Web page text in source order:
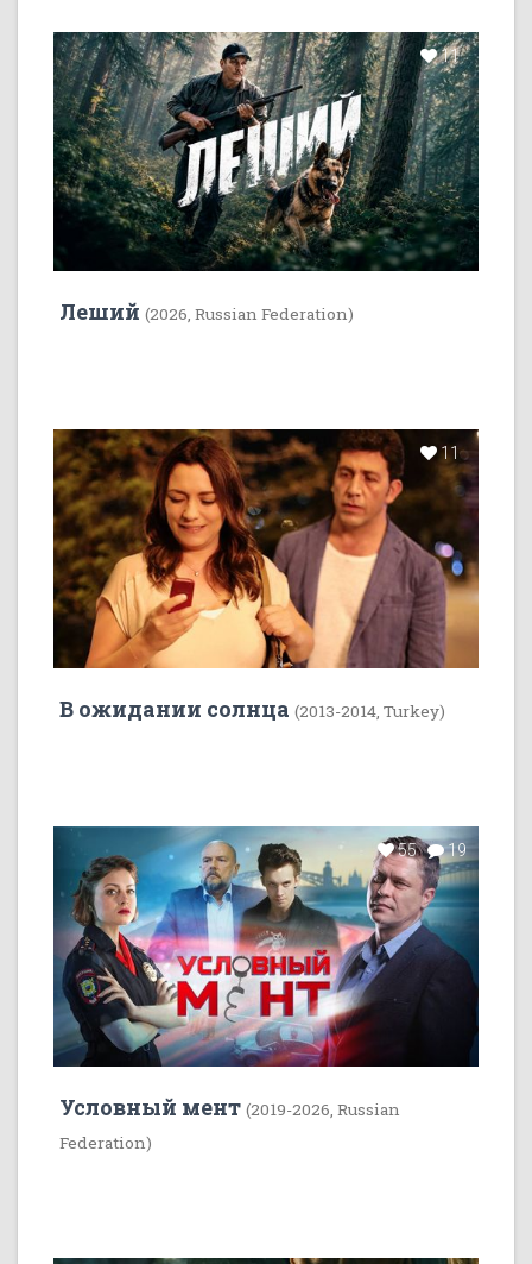
11
Леший (2026, Russian Federation)
11
В ожидании солнца (2013-2014, Turkey)
55 19
Условный мент (2019-2026, Russian
Federation)